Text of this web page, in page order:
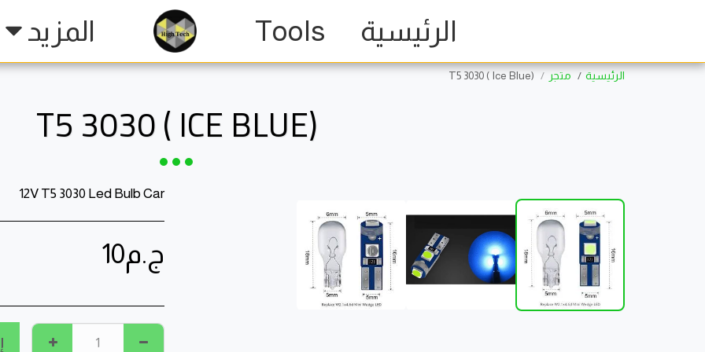
الرئيسية Tools المزيد
الرئيسية متجر (Ice Blue ) T5 3030
(ICE BLUE ) T5 3030
إنتهى من المخزن
12V T5 3030 Led Bulb Car
ج.م10